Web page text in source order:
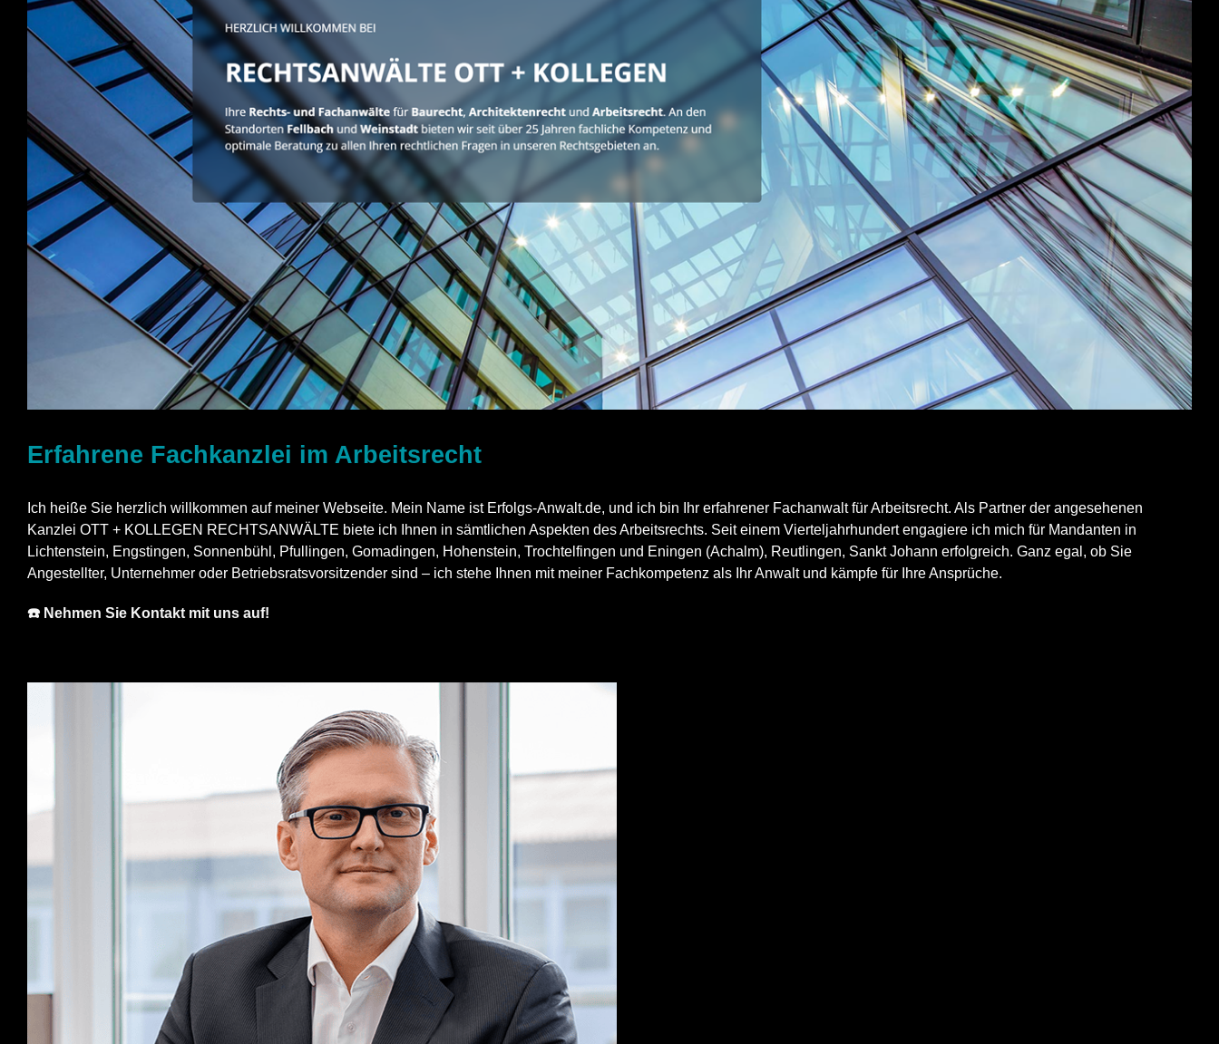
Erfahrene Fachkanzlei im Arbeitsrecht
Ich heiße Sie herzlich willkommen auf meiner Webseite. Mein Name ist Erfolgs-Anwalt.de, und ich bin Ihr erfahrener Fachanwalt für Arbeitsrecht. Als Partner der angesehenen
Kanzlei OTT + KOLLEGEN RECHTSANWÄLTE biete ich Ihnen in sämtlichen Aspekten des Arbeitsrechts. Seit einem Vierteljahrhundert engagiere ich mich für Mandanten in
Lichtenstein, Engstingen, Sonnenbühl, Pfullingen, Gomadingen, Hohenstein, Trochtelfingen und Eningen (Achalm), Reutlingen, Sankt Johann erfolgreich. Ganz egal, ob Sie
Angestellter, Unternehmer oder Betriebsratsvorsitzender sind – ich stehe Ihnen mit meiner Fachkompetenz als Ihr Anwalt und kämpfe für Ihre Ansprüche.
☎️ Nehmen Sie Kontakt mit uns auf!